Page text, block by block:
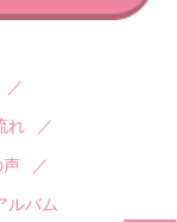
／
れ ／
声 ／
ルバム